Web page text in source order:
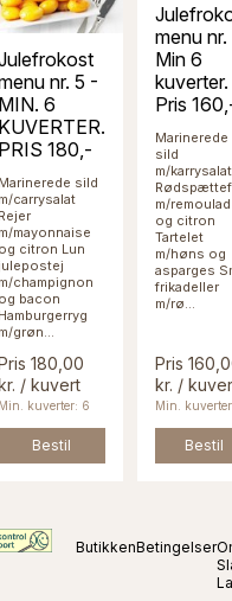
nr. 5 -
MIN. 6
KUVERTER.
PRIS 180,-
Marinerede sild
m/carrysalat
Rejer
m/mayonnaise
og citron Lun
m/champignon
og bacon
Hamburgerryg
m/grøn...
180,00
/ kuvert
Min. kuverter: 6
Bestil
menu nr.
Min 6
kuverter.
Pris
Marinerede
sild
m/karrysalat
m/
og citron
Tartelet
m/høns og
asparges
frikadeller
m/rø...
Pris
kr. /
Min.
Bestil
ButikkenBetingelser